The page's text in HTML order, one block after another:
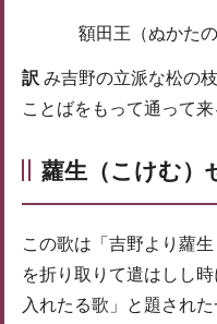
額田王（ぬかた
訳 み吉野の立派な松の
ことばをもって通って来
蘿生（こけむ）
この歌は「吉野より蘿
を折り取りて遣はしし
入れたる歌」と題され